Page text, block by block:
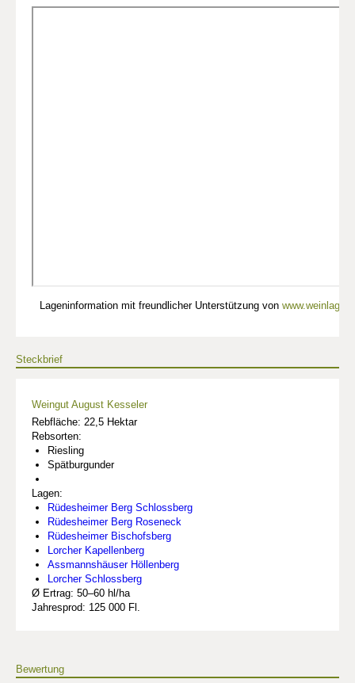
Lageninformation mit freundlicher Unterstützung von
Steckbrief
Weingut August Kesseler
Rebfläche: 22,5 Hektar
Rebsorten:
Riesling
Spätburgunder
Lagen:
Rüdesheimer Berg Schlossberg
Rüdesheimer Berg Roseneck
Rüdesheimer Bischofsberg
Lorcher Kapellenberg
Assmannshäuser Höllenberg
Lorcher Schlossberg
Ø Ertrag: 50–60 hl/ha
Jahresprod: 125 000 Fl.
Bewertung